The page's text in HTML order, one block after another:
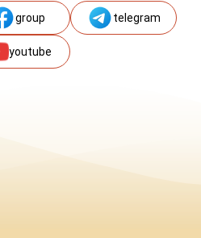
group telegram
youtube